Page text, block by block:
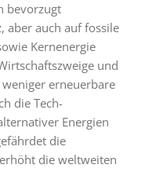
bevorzugt
aber auch auf fossile
Kernenergie
und
erneuerbare
die Tech-
Energien
die
die weltweiten